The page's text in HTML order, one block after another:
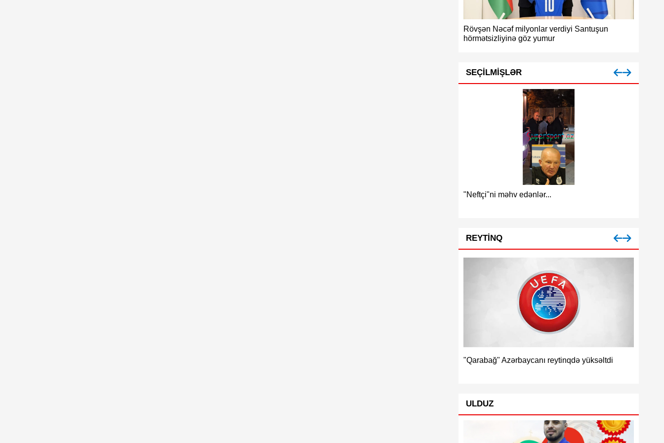
Rövşən Nəcəf milyonlar verdiyi Santuşun
hörmətsizliyinə göz yumur
SEÇILMIŞLƏR
"Neftçi"ni məhv edənlər...
REYTINQ
"Qarabağ" Azərbaycanı reytinqdə yüksəltdi
ULDUZ